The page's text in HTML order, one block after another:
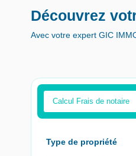
Découvrez
Avec votre expert GIC
Calcul Frais de notaire